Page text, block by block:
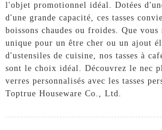
l'objet promotionnel idéal. Dotées
d'une grande capacité, ces tasses
boissons chaudes ou froides. Que vous
unique pour un être cher ou un ajout
d'ustensiles de cuisine, nos tasses à
sont le choix idéal. Découvrez le nec
verres personnalisés avec les tasses
Toptrue Houseware Co., Ltd.